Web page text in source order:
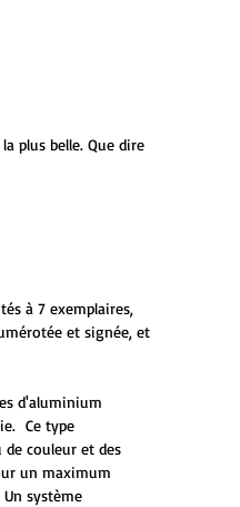
plus belle. Que dire
à 7 exemplaires,
et signée, et
d'aluminium
Ce type
couleur et des
un maximum
système